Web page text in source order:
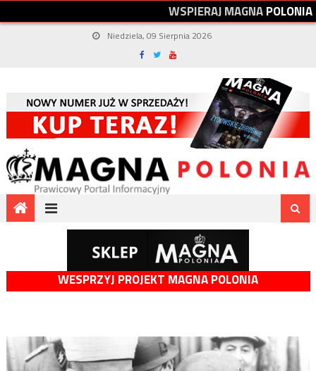
WSPIERAJMAGNAPOLONIA
Niedziela, 09 Sierpnia 2026
WESPRZYJ PROJEKT MAGNA POLONIA